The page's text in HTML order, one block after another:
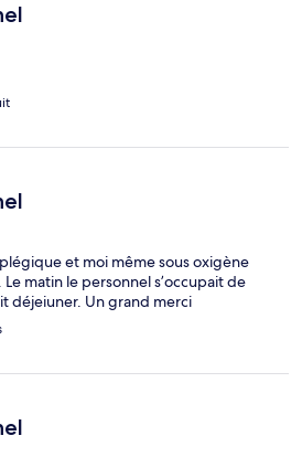
et moi même sous oxigène
matin le personnel s’occupait de
déjeiuner. Un grand merci